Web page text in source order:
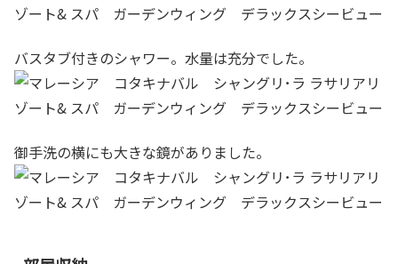
バスタブ付きのシャワー。水量は充分でした。
御手洗の横にも大きな鏡がありました。